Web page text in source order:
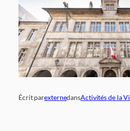
Écrit parexternedansActivités de la